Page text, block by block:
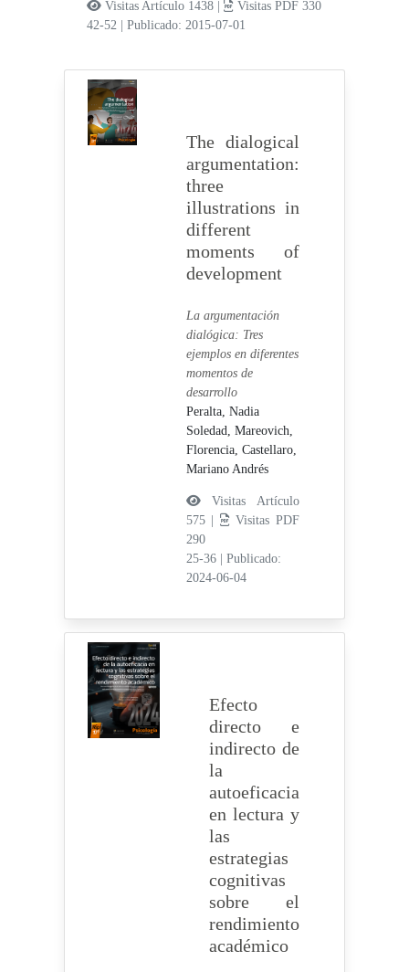
Visitas Artículo 1438 |
Visitas PDF 330
42-52
|Publicado: 2015-07-01
The dialogical
argumentation:
three
illustrations in
different
moments of
development
La argumentación
dialógica: Tres
ejemplos en diferentes
momentos de
desarrollo
Peralta, Nadia
Soledad, Mareovich,
Florencia, Castellaro,
Mariano Andrés
Visitas Artículo
575 |
Visitas PDF
290
25-36
Publicado:
2024-06-04
Efecto
directo e
indirecto de
la
autoeficacia
en lectura y
las
estrategias
cognitivas
sobre el
rendimiento
académico